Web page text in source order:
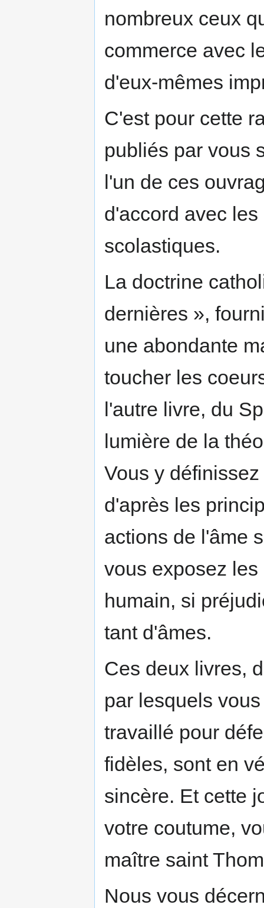
nombreux ceux
commerce avec
d'eux-mêmes
C'est pour cette
publiés par vous
l'un de ces
d'accord avec
scolastiques.
La doctrine
dernières »,
une abondante
toucher les
l'autre livre, du
lumière de la
Vous y
d'après les
actions de l'âme
vous exposez
humain, si
tant d'âmes.
Ces deux livres,
par lesquels
travaillé pour
fidèles, sont en
sincère. Et cette
votre coutume,
maître saint
Nous vous